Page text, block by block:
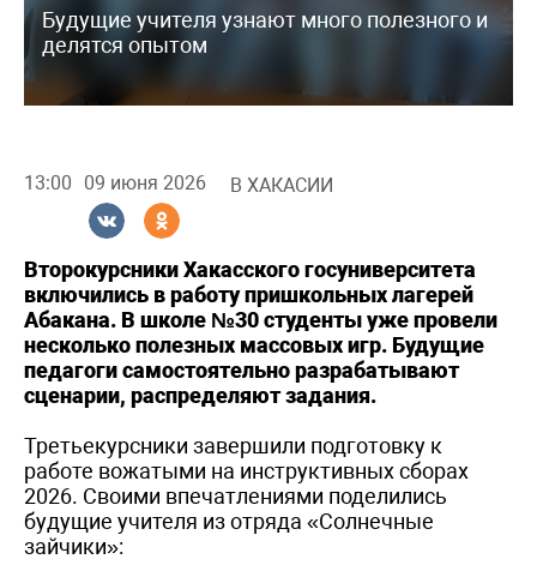
Будущие учителя узнают много полезного и
делятся опытом
13:00 09 июня 2026 В ХАКАСИИ
Второкурсники Хакасского госуниверситета
включились в работу пришкольных лагерей
Абакана. В школе №30 студенты уже провели
несколько полезных массовых игр. Будущие
педагоги самостоятельно разрабатывают
сценарии, распределяют задания.
Третьекурсники завершили подготовку к
работе вожатыми на инструктивных сборах
2026. Своими впечатлениями поделились
будущие учителя из отряда «Солнечные
зайчики»: